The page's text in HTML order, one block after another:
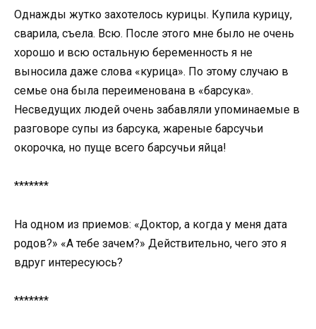
Однажды жутко захотелось курицы. Купила курицу,
сварила, съела. Всю. После этого мне было не очень
хорошо и всю остальную беременность я не
выносила даже слова «курица». По этому случаю в
семье она была переименована в «барсука».
Несведущих людей очень забавляли упоминаемые в
разговоре супы из барсука, жареные барсучьи
окорочка, но пуще всего барсучьи яйца!
*******
На одном из приемов: «Доктор, а когда у меня дата
родов?» «А тебе зачем?» Действительно, чего это я
вдруг интересуюсь?
*******